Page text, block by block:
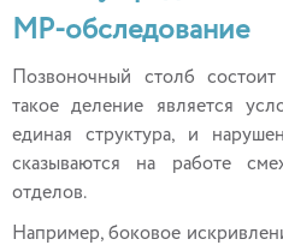
МР-обследование
Позвоночный столб
такое деление является
единая структура, и
сказываются на работе
отделов.
Например, боковое